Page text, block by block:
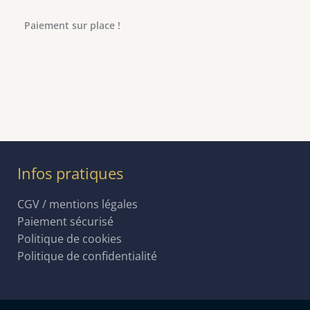
Paiement sur place !
Infos pratiques
CGV / mentions légales
Paiement sécurisé
Politique de cookies
Politique de confidentialité